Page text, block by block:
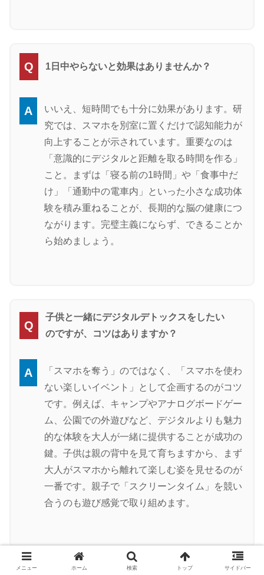
Q 1日中やらないと効果はありませんか？
A
いいえ、短時間でも十分に効果があります。研
究では、スマホを別室に置くだけで認知能力が
向上することが示されています。重要なのは
「意識的にデジタルと距離を取る時間を作る」
こと。まずは「寝る前の1時間」や「食事中だ
け」「通勤中の電車内」といった小さな成功体
験を積み重ねることが、長期的な脳の健康につ
ながります。完璧主義にならず、できることか
ら始めましょう。
Q
子供と一緒にデジタルデトックスをしたい
のですが、コツはありますか？
A
「スマホを奪う」のではなく、「スマホを使わ
ない楽しいイベント」として企画するのがコツ
です。例えば、キャンプやアナログボードゲー
ム、公園での外遊びなど、デジタルよりも魅力
的な体験を大人が一緒に提供することが成功の
鍵。子供は親の背中を見て育ちますから、まず
大人がスマホから離れて楽しむ姿を見せるのが
一番です。親子で「スクリーンタイム」を競い
合うのも遊び感覚で取り組めます。
スポンサーリンク
メニュー ホーム 検索 トップ サイドバー